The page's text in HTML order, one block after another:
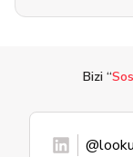
Bizi “